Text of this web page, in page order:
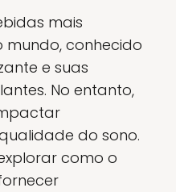
mais
conhecido
e suas
No entanto,
do sono.
como o